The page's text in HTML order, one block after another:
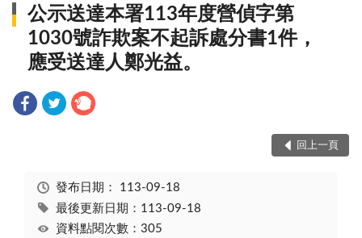
公示送達本署113年度營偵字第
1030號詐欺案不起訴處分書1件，
應受送達人鄭光益。
回上一頁
發布日期： 113-09-18
最後更新日期：113-09-18
資料點閱次數：305